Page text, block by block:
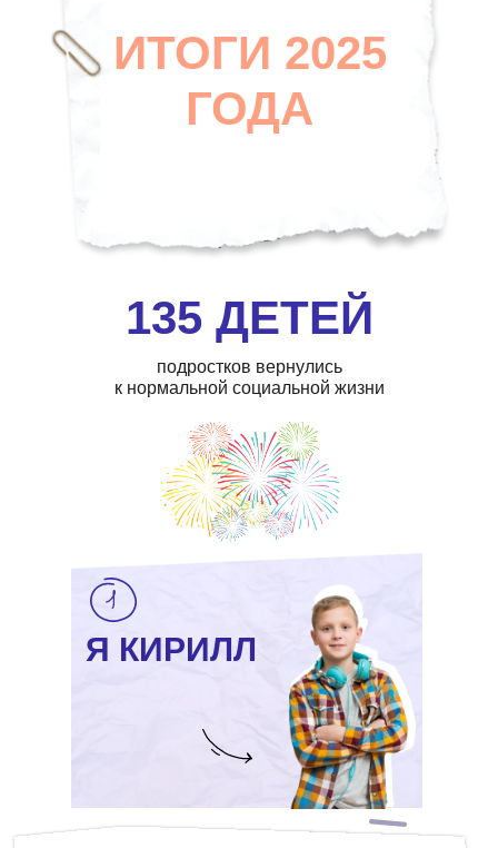
135 ДЕТЕЙ
ИТОГИ 2025
ГОДА
подростков вернулись
к нормальной социальной жизни
Я КИРИЛЛ